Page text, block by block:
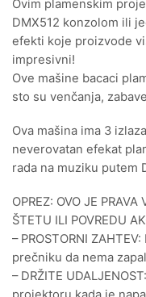
Ovim plamenskim
DMX512 konzolom ili
efekti koje proizvode
impresivni!
Ove mašine bacaci
sto su venčanja,
Ova mašina ima 3
neverovatan efekat
rada na muziku putem
OPREZ: OVO JE PRAVA
ŠTETU ILI POVREDU
– PROSTORNI
prečniku da nema
– DRŽITE